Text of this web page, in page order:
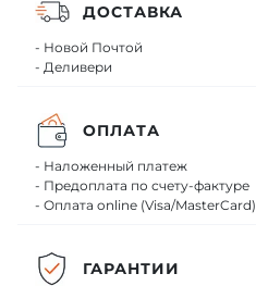
ДОСТАВКА
- Новой Почтой
- Деливери
ОПЛАТА
- Наложенный платеж
- Предоплата по счету-фактуре
- Оплата online (Visa/MasterCard)
ГАРАНТИИ